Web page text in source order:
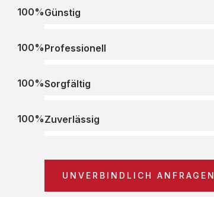
Günstig
100%
Professionell
100%
Sorgfältig
100%
Zuverlässig
100%
UNVERBINDLICH ANFRAGEN